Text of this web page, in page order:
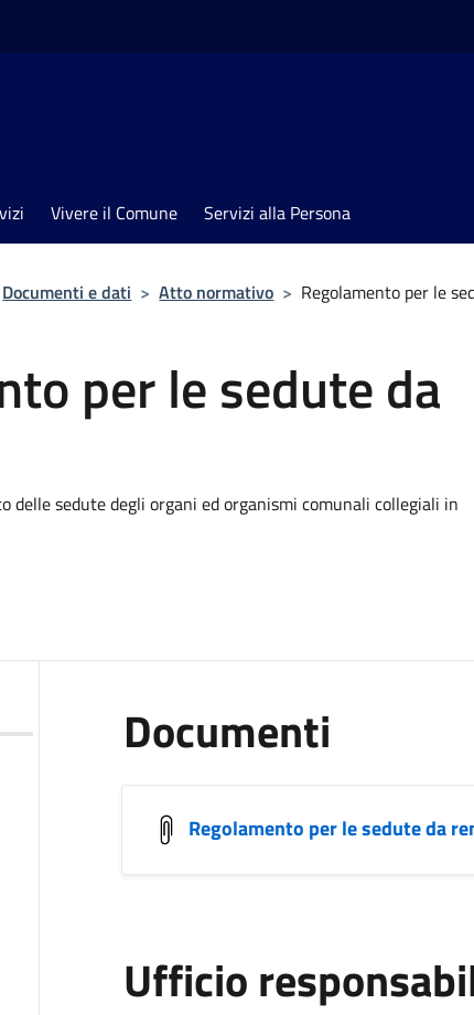
Vivere il Comune Servizi alla Persona
Documenti e dati > Atto normativo > Regolamento per le
per le sedute da
delle sedute degli organi ed organismi comunali collegiali in
Documenti
Regolamento per le sedute da
Ufficio